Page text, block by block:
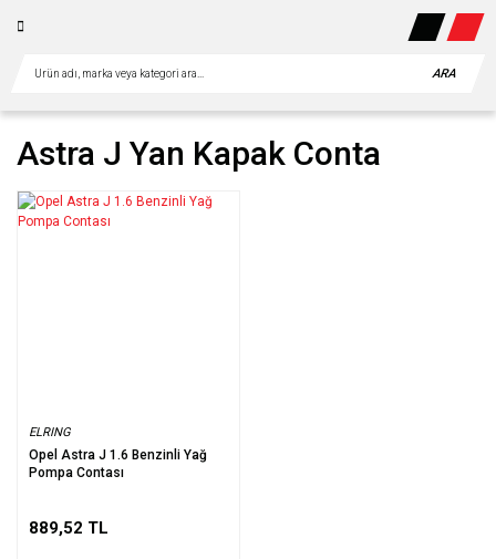
ARA
Astra J Yan Kapak Conta
ELRING
Opel Astra J 1.6 Benzinli Yağ
Pompa Contası
889,52 TL